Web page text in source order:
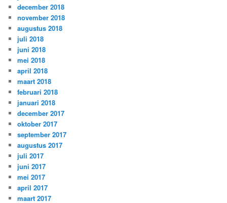
december 2018
november 2018
augustus 2018
juli 2018
juni 2018
mei 2018
april 2018
maart 2018
februari 2018
januari 2018
december 2017
oktober 2017
september 2017
augustus 2017
juli 2017
juni 2017
mei 2017
april 2017
maart 2017